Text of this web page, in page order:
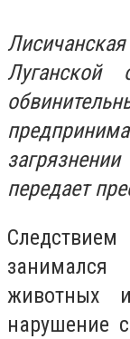
Луганской
передает
животных
нарушение